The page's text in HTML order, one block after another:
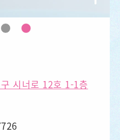
시너로 12호 1-1층